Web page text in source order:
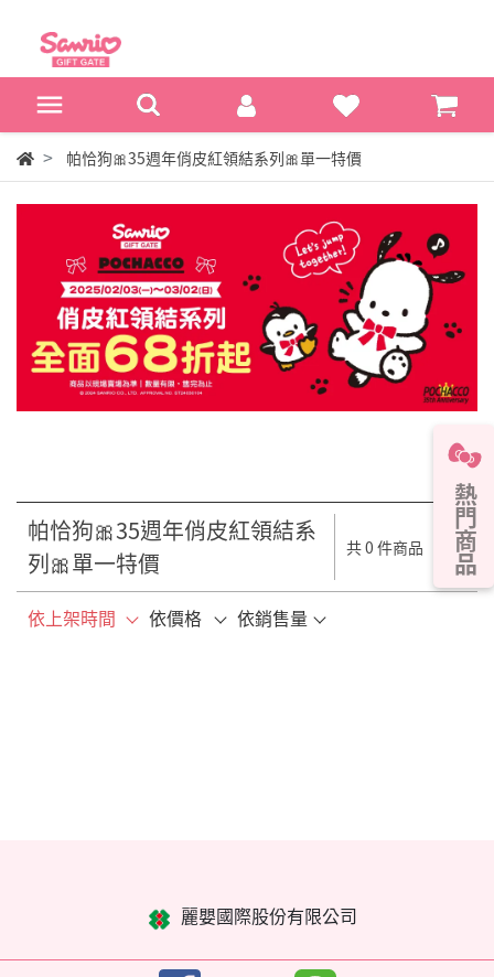
熱門商品
帕恰狗🎀35週年俏皮紅領結系列🎀單一特價
帕恰狗🎀35週年俏皮紅領結系
列🎀單一特價
共 0 件商品
依上架時間 依價格 依銷售量
麗嬰國際股份有限公司